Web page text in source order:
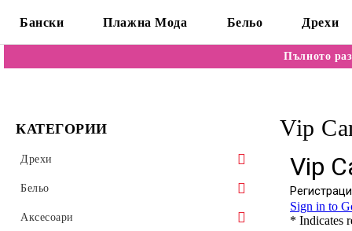
Бански Плажна Мода Бельо Дрехи
Пълното
КАТЕГОРИИ
Дрехи
Пуловери
Блузи/Бодита
Бельо
Сутиени
Аксесоари
Vip